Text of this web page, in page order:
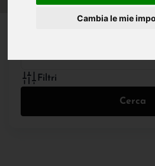
Cambia le mie
Tutte le Tipologie
Filtri
Cerca